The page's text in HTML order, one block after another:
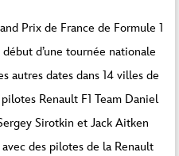
Prix de France de Formule 1
d’une tournée nationale
autres dates dans 14 villes de
Renault F1 Team Daniel
Sirotkin et Jack Aitken
des pilotes de la Renault